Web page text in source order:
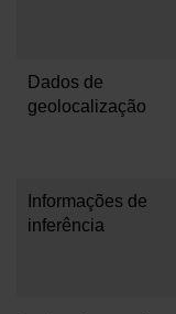
Dados de
geolocalização
Informações de
inferência